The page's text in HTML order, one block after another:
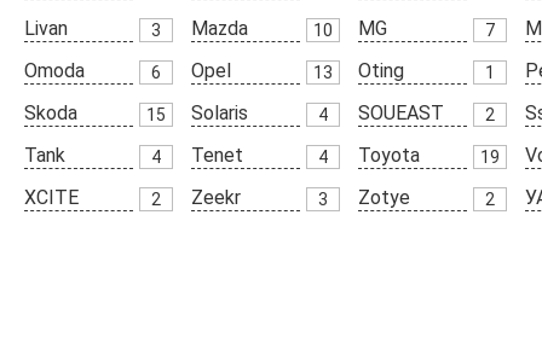
Livan 3 Mazda 10 MG 7
Omoda
6 Opel 13 Oting 1
Skoda
15 Solaris 4 SOUEAST 2
Tank
4 Tenet 4 Toyota 19
XCITE
2 Zeekr 3 Zotye 2